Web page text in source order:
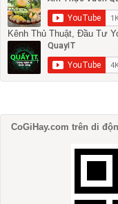
Kênh Thủ Thuật, Đầu Tư
CoGiHay.com trên di